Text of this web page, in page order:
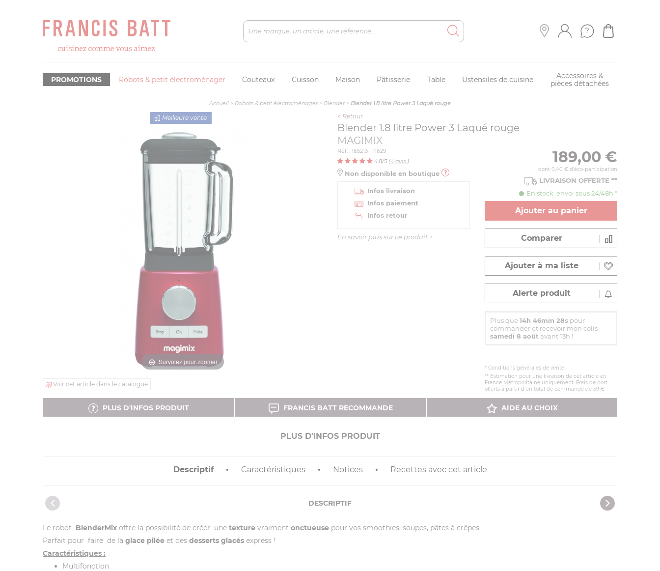
Robots & petit électroménager Couteaux Cuisson Maison Pâtisserie Table Ustensiles de cuisine
Accessoires &
pièces détachées
PROMOTIONS
Accueil > Robots & petit électroménager> Blender> Blender 1.8 litre Power 3 Laqué rouge
Meilleure vente
Survolez pour zoomer
Voir cet article dans le catalogue
< Retour
Blender 1.8 litre Power 3 Laqué rouge
MAGIMIX
189,00 €
dont 0,40 € d'éco-participation
LIVRAISON OFFERTE **
En stock. envoi sous 24/48h *
Ajouter au panier
Comparer
Ajouter à ma liste
Alerte produit
Plus que 14h 46min 27spour
commander et recevoir mon colis
samedi 8 août avant 13h !
* Conditions générales de vente
** Estimation pour une livraison de cet article en
France Métropolitaine uniquement. Frais de port
offerts à partir d'un total de commande de 59 €
Réf. : 165213 - 11629
4.8/5 (4 avis )
Non disponible en boutique
Infos livraison
Infos paiement
Infos retour
En savoir plus sur ce produit +
PLUS D'INFOS PRODUIT FRANCIS BATT RECOMMANDE AIDE AU CHOIX
PLUS D'INFOS PRODUIT
Descriptif Caractéristiques Notices Recettes avec cet article
DESCRIPTIF
Le robot BlenderMix offre la possibilité de créer une texture vraiment onctueuse pour vos smoothies, soupes, pâtes à crêpes.
Parfait pour faire de la glace pilée et des desserts glacés express !
Caractéristiques :
Multifonction